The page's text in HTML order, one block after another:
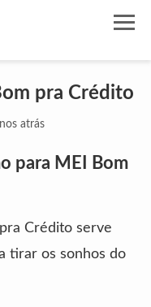
pra Crédito
atrás
para MEI Bom
Crédito serve
tirar os sonhos do